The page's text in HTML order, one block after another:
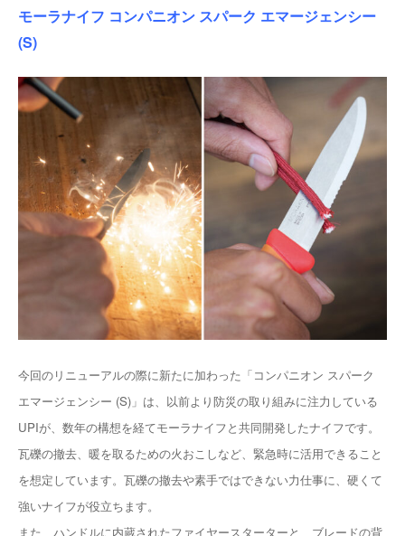
モーラナイフ コンパニオン スパーク エマージェンシー
(S)
今回のリニューアルの際に新たに加わった「コンパニオン スパーク
エマージェンシー (S)」は、以前より防災の取り組みに注力している
UPIが、数年の構想を経てモーラナイフと共同開発したナイフです。
瓦礫の撤去、暖を取るための火おこしなど、緊急時に活用できること
を想定しています。瓦礫の撤去や素手ではできない力仕事に、硬くて
強いナイフが役立ちます。
また、ハンドルに内蔵されたファイヤースターターと、ブレードの背